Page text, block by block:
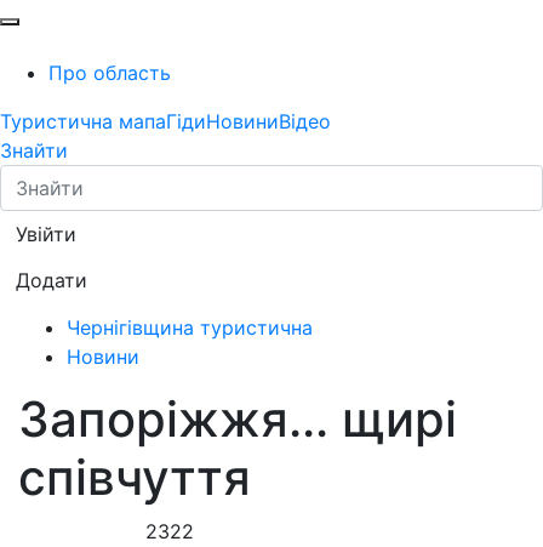
Про область
Туристична мапаГідиНовиниВідео
Знайти
Увійти
Додати
Чернігівщина туристична
Новини
Запоріжжя... щирі
співчуття
2322